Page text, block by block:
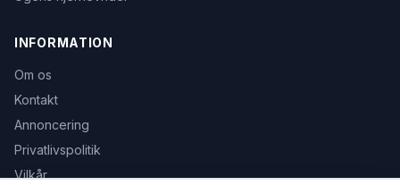
INFORMATION
Om os
Kontakt
Annoncering
Privatlivspolitik
Vilkår